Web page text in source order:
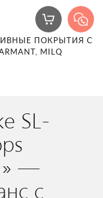
ПОКРЫТИЯ С
MILQ
SL-
—
с